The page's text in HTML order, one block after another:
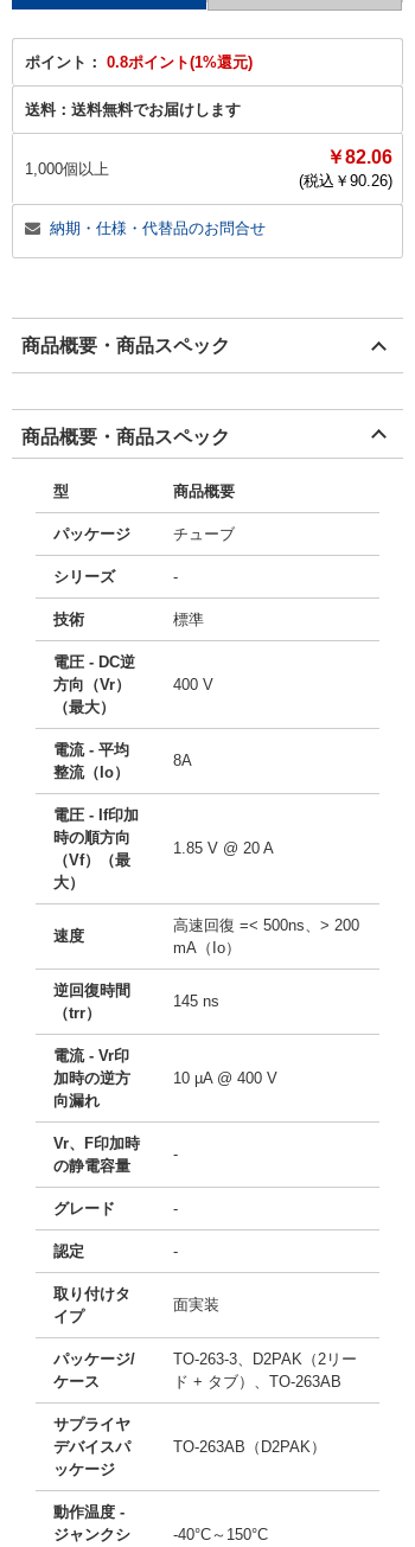
ポイント： 0.8ポイント(1%還元)
送料： 送料無料でお届けします
1,000個以上
￥82.06
(税込￥ 90.26)
納期・仕様・代替品のお問合せ
商品概要・商品スペック
商品概要・商品スペック
型 商品概要
パッケージ チューブ
シリーズ -
技術 標準
電圧 - DC逆
方向（Vr）
（最大）
400 V
電流 - 平均
整流（Io）
8A
電圧 - If印加
時の順方向
（Vf）（最
大）
1.85 V @ 20 A
速度
高速回復 =< 500ns、> 200
mA（Io）
逆回復時間
（trr）
145 ns
電流 - Vr印
加時の逆方
向漏れ
10 µA @ 400 V
Vr、F印加時
の静電容量
-
グレード -
認定 -
取り付けタ
イプ
面実装
パッケージ/
ケース
TO-263-3、D2PAK（2リー
ド + タブ）、TO-263AB
サプライヤ
デバイスパ
ッケージ
TO-263AB（D2PAK）
動作温度 -
ジャンクシ
-40°C～150°C